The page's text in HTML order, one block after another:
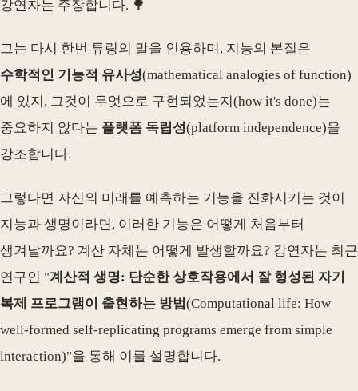
강연자는 주장합니다. 🌳
그는 다시 한번 튜링의 말을 인용하며, 지능의 본질은
수학적인 기능적 유사성(mathematical analogies of function)
에 있지, 그것이 무엇으로 구현되었는지(how it's done)는
중요하지 않다는 플랫폼 독립성(platform independence)을
강조합니다.
그렇다면 자신의 미래를 예측하는 기능을 진화시키는 것이
지능과 생명이라면, 이러한 기능은 어떻게 처음부터
생겨날까요? 계산 자체는 어떻게 발생할까요? 강연자는 최근
연구인 "계산적 생명: 단순한 상호작용에서 잘 형성된 자기
복제 프로그램이 출현하는 방법(Computational life: How
well-formed self-replicating programs emerge from simple
interaction)"을 통해 이를 설명합니다.